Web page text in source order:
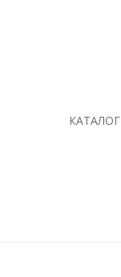
КАТАЛОГ